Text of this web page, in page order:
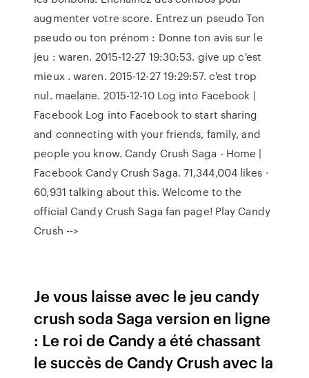
augmenter votre score. Entrez un pseudo Ton
pseudo ou ton prénom : Donne ton avis sur le
jeu : waren. 2015-12-27 19:30:53. give up c'est
mieux . waren. 2015-12-27 19:29:57. c'est trop
nul. maelane. 2015-12-10 Log into Facebook |
Facebook Log into Facebook to start sharing
and connecting with your friends, family, and
people you know. Candy Crush Saga - Home |
Facebook Candy Crush Saga. 71,344,004 likes ·
60,931 talking about this. Welcome to the
official Candy Crush Saga fan page! Play Candy
Crush -->
Je vous laisse avec le jeu candy
crush soda Saga version en ligne
: Le roi de Candy a été chassant
le succès de Candy Crush avec la